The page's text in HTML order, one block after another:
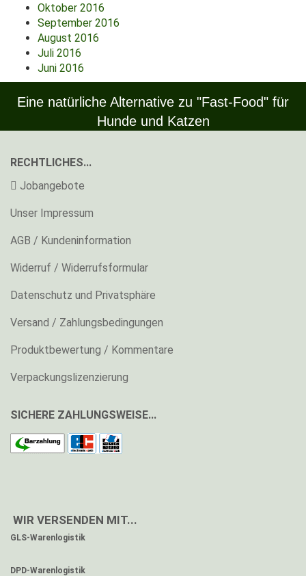
Oktober 2016
September 2016
August 2016
Juli 2016
Juni 2016
Eine natürliche Alternative zu "Fast-Food" für
Hunde und Katzen
RECHTLICHES...
Jobangebote
Unser Impressum
AGB / Kundeninformation
Widerruf / Widerrufsformular
Datenschutz und Privatsphäre
Versand / Zahlungsbedingungen
Produktbewertung / Kommentare
Verpackungslizenzierung
SICHERE ZAHLUNGSWEISE...
WIR VERSENDEN MIT...
GLS-Warenlogistik
DPD-Warenlogistik